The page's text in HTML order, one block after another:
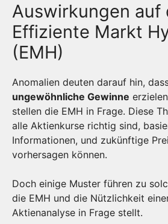
Auswirkungen auf
Effiziente Markt
(EMH)
Anomalien deuten darauf hin,
ungewöhnliche Gewinne
stellen die EMH in Frage. Diese
alle Aktienkurse richtig sind,
Informationen, und zukünftige
vorhersagen können.
Doch einige Muster führen zu
die EMH und die Nützlichkeit
Aktienanalyse in Frage stellt.